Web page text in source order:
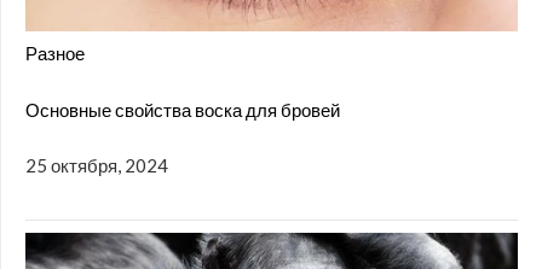
Разное
Основные свойства воска для бровей
25 октября, 2024